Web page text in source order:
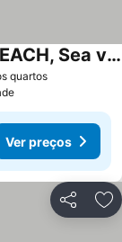
quartosVer preços
HOLIDAY APART 50 meters to BEACH, Sea view apartments
Ver preços
Partilhar